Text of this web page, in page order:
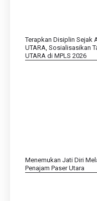
Terapkan Disiplin Sejak
UTARA, Sosialisasikan
UTARA di MPLS 2026
Menemukan Jati Diri
Penajam Paser Utara